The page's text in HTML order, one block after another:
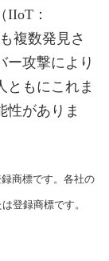
IIoT：
複数発見さ
ー攻撃により
ともにこれま
性がありま
商標です。各社の
登録商標です。